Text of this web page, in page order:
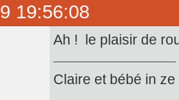
19:56:08
Ah ! le plaisir de
Claire et bébé in